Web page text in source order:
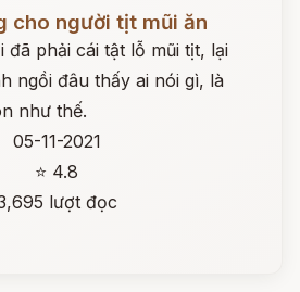
cho người tịt mũi ăn
đã phải cái tật lỗ mũi tịt, lại
ngồi đâu thấy ai nói gì, là
như thế.
05-11-2021
⭐ 4.8
lượt đọc